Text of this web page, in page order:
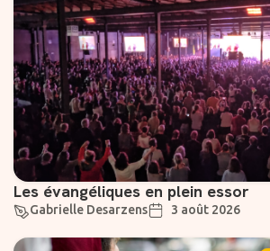
Les évangéliques en plein essor
Gabrielle Desarzens 3 août 2026